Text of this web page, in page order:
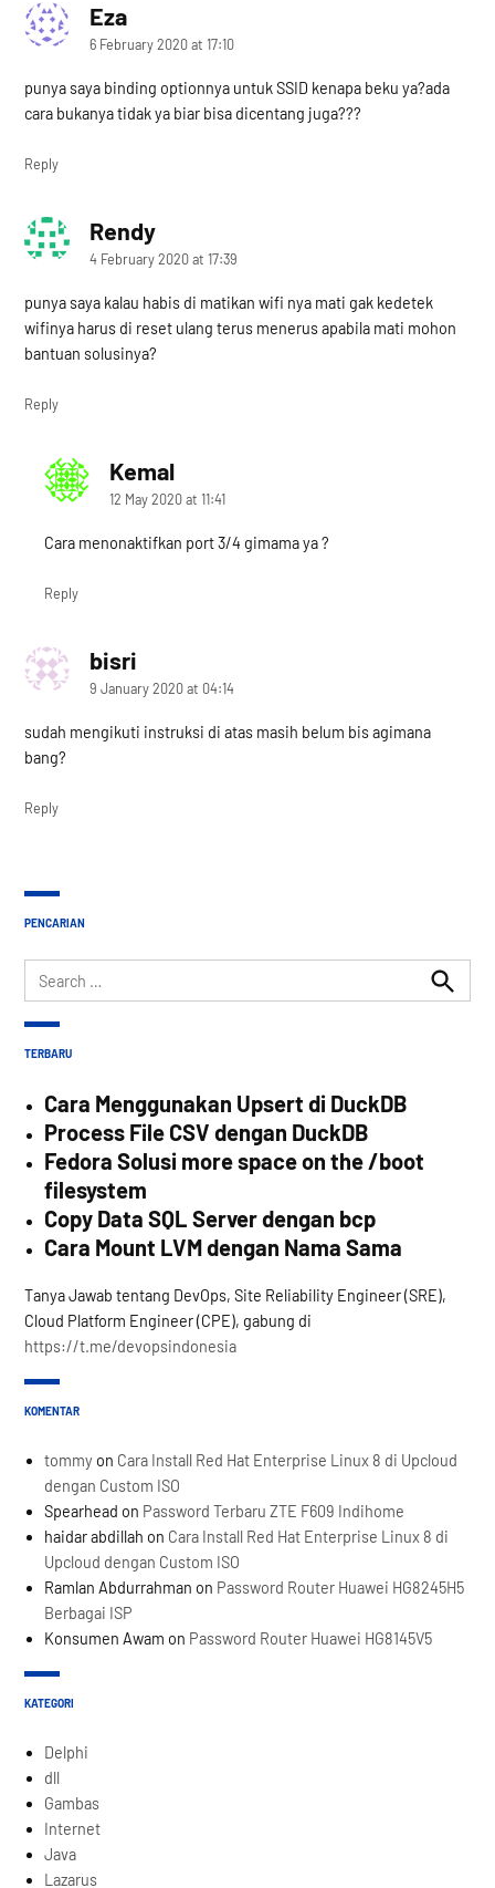
Ezasays:
6 February 2020 at 17:10
punya saya binding optionnya untuk SSID kenapa beku ya?ada
cara bukanya tidak ya biar bisa dicentang juga???
Reply
Rendysays:
4 February 2020 at 17:39
punya saya kalau habis di matikan wifi nya mati gak kedetek
wifinya harus di reset ulang terus menerus apabila mati mohon
bantuan solusinya?
Reply
Kemalsays:
12 May 2020 at 11:41
Cara menonaktifkan port 3/4 gimama ya ?
Reply
bisrisays:
9 January 2020 at 04:14
sudah mengikuti instruksi di atas masih belum bis agimana
bang?
Reply
PENCARIAN
Search
for:
Search
TERBARU
Cara Menggunakan Upsert di DuckDB
Process File CSV dengan DuckDB
Fedora Solusi more space on the /boot
filesystem
Copy Data SQL Server dengan bcp
Cara Mount LVM dengan Nama Sama
Tanya Jawab tentang DevOps, Site Reliability Engineer (SRE),
Cloud Platform Engineer (CPE), gabung di
https://t.me/devopsindonesia
KOMENTAR
tommy on Cara Install Red Hat Enterprise Linux 8 di Upcloud
dengan Custom ISO
Spearhead on Password Terbaru ZTE F609 Indihome
haidar abdillah on Cara Install Red Hat Enterprise Linux 8 di
Upcloud dengan Custom ISO
Ramlan Abdurrahman on Password Router Huawei HG8245H5
Berbagai ISP
Konsumen Awam on Password Router Huawei HG8145V5
KATEGORI
Delphi
dll
Gambas
Internet
Java
Lazarus